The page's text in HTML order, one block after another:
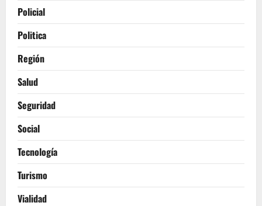
Policial
Politica
Región
Salud
Seguridad
Social
Tecnología
Turismo
Vialidad